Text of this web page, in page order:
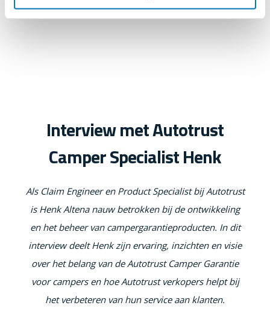
Interview met Autotrust
Camper Specialist Henk
Als Claim Engineer en Product Specialist bij Autotrust
is Henk Altena nauw betrokken bij de ontwikkeling
en het beheer van campergarantieproducten. In dit
interview deelt Henk zijn ervaring, inzichten en visie
over het belang van de Autotrust Camper Garantie
voor campers en hoe Autotrust verkopers helpt bij
het verbeteren van hun service aan klanten.